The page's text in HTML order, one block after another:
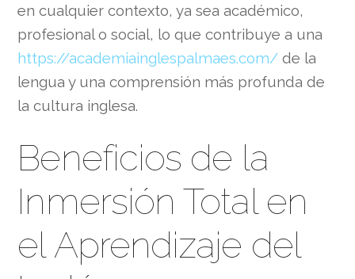
en cualquier contexto, ya sea académico,
profesional o social, lo que contribuye a una
https://academiainglespalmaes.com/ de la
lengua y una comprensión más profunda de
la cultura inglesa.
Beneficios de la
Inmersión Total en
el Aprendizaje del